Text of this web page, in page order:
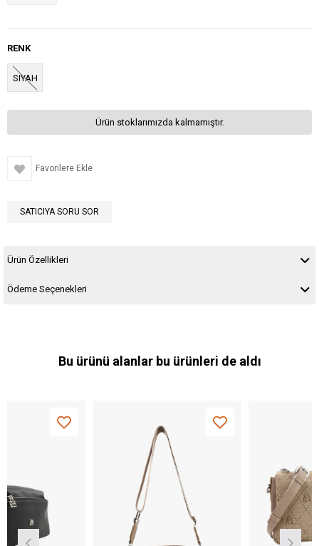
RENK
SIYAH
Ürün stoklarımızda kalmamıştır.
Favorilere Ekle
SATICIYA SORU SOR
Ürün Özellikleri
Ödeme Seçenekleri
Bu ürünü alanlar bu ürünleri de aldı